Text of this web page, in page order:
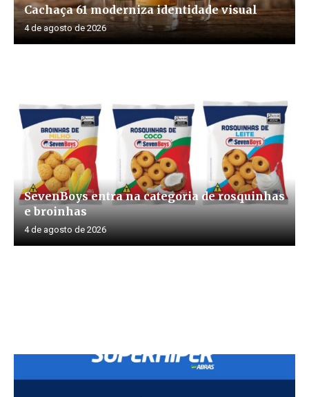
Cachaça 61 moderniza identidade visual
4 de agosto de 2026
SevenBoys entra na categoria de rosquinhas
e broinhas
4 de agosto de 2026